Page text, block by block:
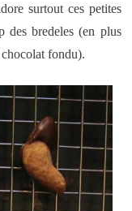
surtout ces petites
des bredeles (en plus
fondu).